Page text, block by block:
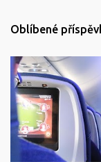
t
ř
e
Oblíbené